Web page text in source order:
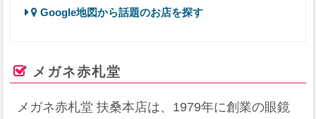
Google地図から話題のお店を探す
メガネ赤札堂
メガネ赤札堂 扶桑本店は、1979年に創業の眼鏡